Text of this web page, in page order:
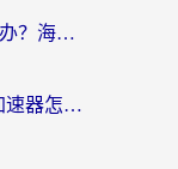
叫我大掌柜国外玩延迟很高怎么办？海外党亲测的国服游戏加速全攻略
海外党必看：免费使命召唤OL加速器怎么选？3个国服游戏加速痛点一次性解决